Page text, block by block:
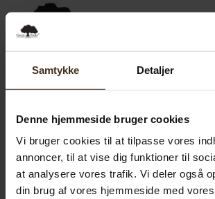
Samtykke Detaljer
Denne hjemmeside bruger cookies
Vi bruger cookies til at tilpasse vores
annoncer, til at vise dig funktioner til
at analysere vores trafik. Vi deler også
din brug af vores hjemmeside med